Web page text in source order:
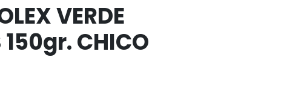
VERDE
150gr. CHICO